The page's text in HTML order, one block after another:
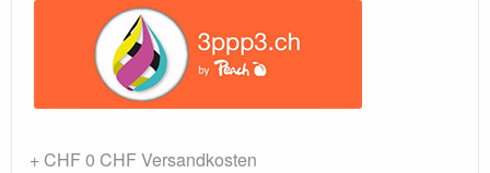
+ CHF 0 CHF Versandkosten